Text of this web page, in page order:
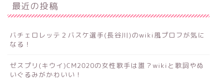
最近の投稿
バチェロレッテ２バスケ選手(長谷川)のwiki風プロフが気に
なる！
ゼスプリ(キウイ)CM2020の女性歌手は誰？wikiと歌詞やぬ
いぐるみがかわいい！